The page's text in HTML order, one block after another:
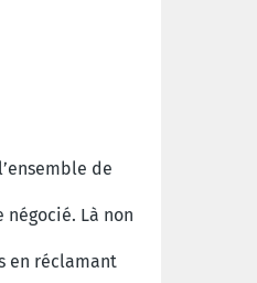
de
Là non
en réclamant